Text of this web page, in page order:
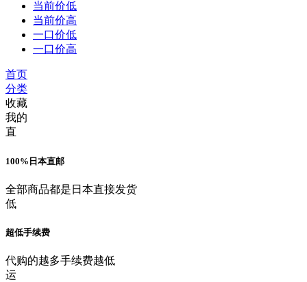
当前价低
当前价高
一口价低
一口价高
首页
分类
收藏
我的
直
100%日本直邮
全部商品都是日本直接发货
低
超低手续费
代购的越多手续费越低
运